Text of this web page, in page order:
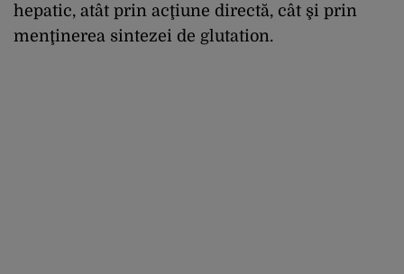
hepatic, atât prin acţiune directă, cât şi prin
menţinerea sintezei de glutation.